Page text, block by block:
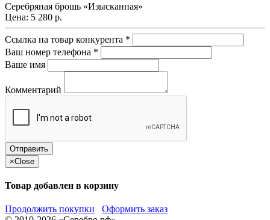
Серебряная брошь «Изысканная»
Цена: 5 280 р.
Ссылка на товар конкурента *
Ваш номер телефона *
Ваше имя
Комментарий
×Close
Товар добавлен в корзину
Продолжить покупки
Оформить заказ